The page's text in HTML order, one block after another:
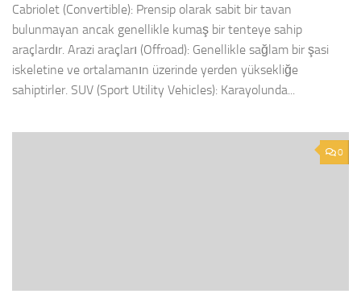
Cabriolet (Convertible): Prensip olarak sabit bir tavan
bulunmayan ancak genellikle kumaş bir tenteye sahip
araçlardır. Arazi araçları (Offroad): Genellikle sağlam bir şasi
iskeletine ve ortalamanın üzerinde yerden yüksekliğe
sahiptirler. SUV (Sport Utility Vehicles): Karayolunda...
0